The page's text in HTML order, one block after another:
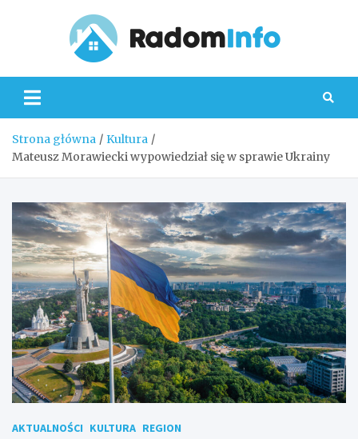
Strona główna
Kultura
Mateusz Morawiecki wypowiedział się w sprawie Ukrainy
AKTUALNOŚCI KULTURA REGION